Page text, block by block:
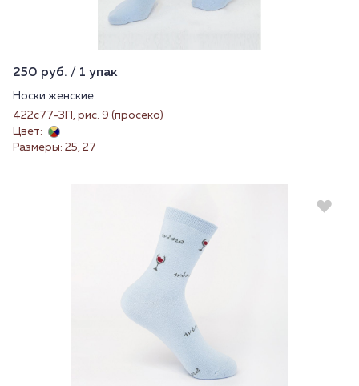
250 руб. / 1 упак
Носки женские
422с77-3П, рис. 9 (просеко)
Цвет:
Размеры: 25, 27